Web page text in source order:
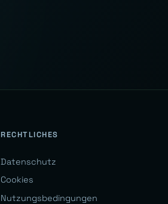
RECHTLICHES
Datenschutz
Cookies
Nutzungsbedingungen